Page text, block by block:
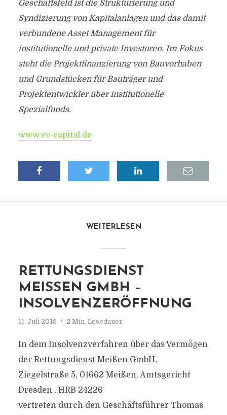
Geschäftsfeld ist die Strukturierung und
Syndizierung von Kapitalanlagen und das damit
verbundene Asset Management für
institutionelle und private Investoren. Im Fokus
steht die Projektfinanzierung von Bauvorhaben
und Grundstücken für Bauträger und
Projektentwickler über institutionelle
Spezialfonds.
www.ev-capital.de
WEITERLESEN
RETTUNGSDIENST
MEISSEN GMBH – I
NSOLVENZERÖFFNUNG
11. Juli 2018 2 Min. Lesedauer
In dem Insolvenzverfahren über das Vermögen
der Rettungsdienst Meißen GmbH,
Ziegelstraße 5, 01662 Meißen, Amtsgericht
Dresden , HRB 24226
vertreten durch den Geschäftsführer Thomas